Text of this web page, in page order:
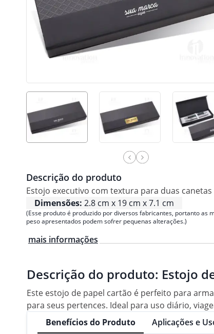
Descrição do produto
Estojo executivo com textura para duas canetas
Dimensões: 2.8 cm x 19 cm x 7.1 cm
(Esse produto é produzido por diversos fabricantes, portanto as
peso apresentados podem sofrer pequenas alterações.)
mais informações
Descrição do produto: Estojo
Este estojo de papel cartão é perfeito para
para seus pertences. Ideal para uso diário,
Benefícios do Produto
Aplicações e